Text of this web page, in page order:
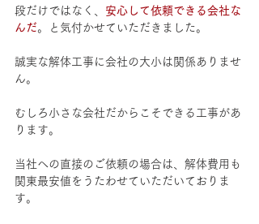
段だけではなく、 安心して依頼できる会社な
んだ。と気付かせていただきました。
誠実な解体工事に会社の大小は関係ありませ
ん。
むしろ小さな会社だからこそできる工事があ
ります。
当社への直接のご依頼の場合は、解体費用も
関東最安値をうたわせていただいておりま
す。